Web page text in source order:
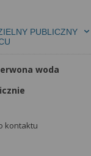
PUBLICZNY
woda
kontaktu